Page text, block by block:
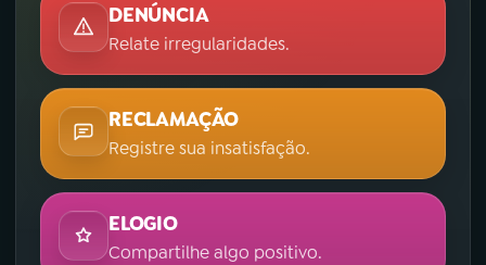
DENÚNCIA
Relate irregularidades.
RECLAMAÇÃO
Registre sua insatisfação.
ELOGIO
Compartilhe algo positivo.